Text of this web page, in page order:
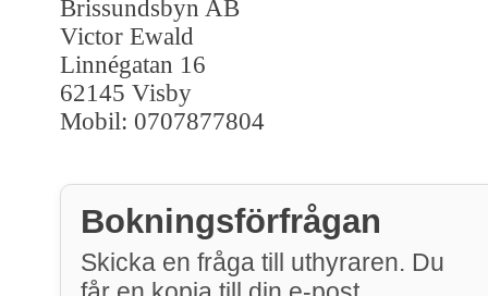
Brissundsbyn AB
Victor Ewald
Linnégatan 16
62145 Visby
Mobil: 0707877804
Bokningsförfrågan
Skicka en fråga till uthyraren. Du